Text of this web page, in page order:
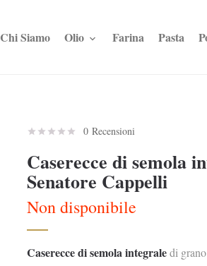
Chi Siamo Olio Farina Pasta
0 Recensioni
Caserecce di semola
Senatore Cappelli
Non disponibile
Caserecce di semola integraledi